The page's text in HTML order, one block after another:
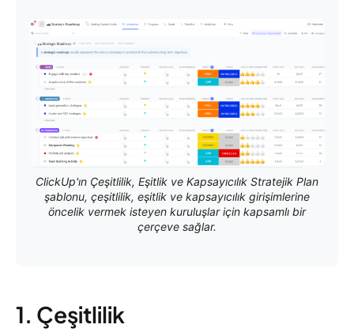
ClickUp'ın Çeşitlilik, Eşitlik ve Kapsayıcılık Stratejik Plan
şablonu, çeşitlilik, eşitlik ve kapsayıcılık girişimlerine
öncelik vermek isteyen kuruluşlar için kapsamlı bir
çerçeve sağlar.
1. Çeşitlilik